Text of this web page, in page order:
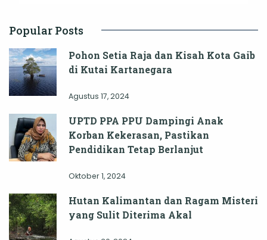
Popular Posts
Pohon Setia Raja dan Kisah Kota Gaib
di Kutai Kartanegara
Agustus 17, 2024
UPTD PPA PPU Dampingi Anak
Korban Kekerasan, Pastikan
Pendidikan Tetap Berlanjut
Oktober 1, 2024
Hutan Kalimantan dan Ragam Misteri
yang Sulit Diterima Akal